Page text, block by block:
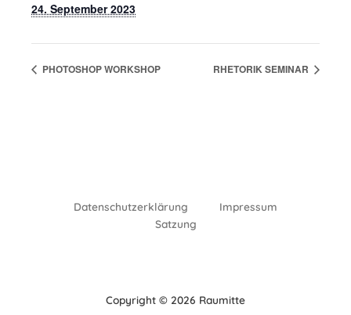
24. September 2023
PHOTOSHOP WORKSHOP RHETORIK SEMINAR
Datenschutzerklärung
Impressum
Satzung
Copyright © 2026 Raumitte